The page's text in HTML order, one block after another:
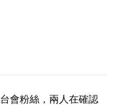
會粉絲，兩人在確認